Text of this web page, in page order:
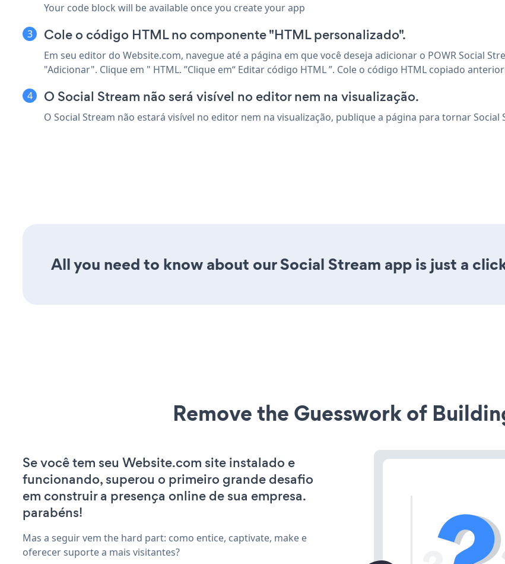
Your code block will be available once you create your app
Cole o código HTML no componente "HTML personalizado".
Em seu editor do Website.com, navegue até a página em que você deseja adicionar o POWR Social
"Adicionar". Clique em " HTML. ”Clique em“ Editar código HTML ”. Cole o código HTML copiado
O Social Stream não será visível no editor nem na visualização.
O Social Stream não estará visível no editor nem na visualização, publique a página para tornar Social
All you need to know about our Social Stream app is just a
Remove the Guesswork of
Se você tem seu Website.com site instalado e
funcionando, superou o primeiro grande desafio
em construir a presença online de sua empresa.
parabéns!
Mas a seguir vem the hard part: como entice, captivate, make e
oferecer suporte a mais visitantes?